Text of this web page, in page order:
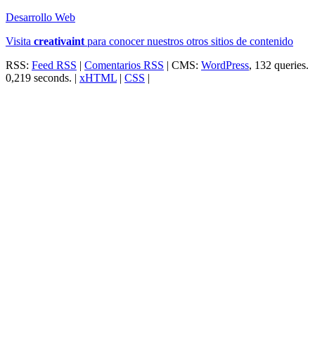
Desarrollo Web
Visita creativaint para conocer nuestros otros sitios de contenido
RSS: Feed RSS | Comentarios RSS | CMS: WordPress, 132 queries.
0,219 seconds. | xHTML | CSS |